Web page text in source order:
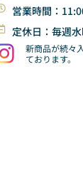
営業時間：
定休日：毎週
新商品が続々
ております。